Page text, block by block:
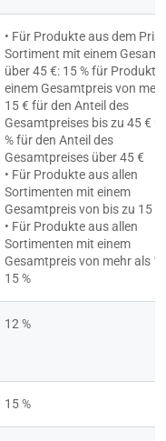
• Für Produkte aus dem
Sortiment mit einem
über 45 €: 15 % für Produkte
einem Gesamtpreis von
15 € für den Anteil des
Gesamtpreises bis zu 45 €
% für den Anteil des
Gesamtpreises über 45 €
• Für Produkte aus allen
Sortimenten mit einem
Gesamtpreis von bis zu 15 €:
• Für Produkte aus allen
Sortimenten mit einem
Gesamtpreis von mehr als
15 %
12 %
15 %